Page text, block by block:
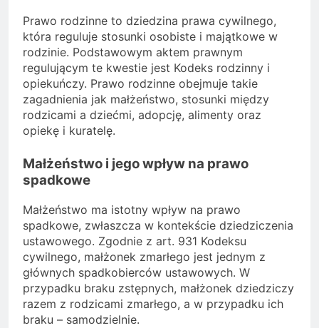
Prawo rodzinne to dziedzina prawa cywilnego,
która reguluje stosunki osobiste i majątkowe w
rodzinie. Podstawowym aktem prawnym
regulującym te kwestie jest Kodeks rodzinny i
opiekuńczy. Prawo rodzinne obejmuje takie
zagadnienia jak małżeństwo, stosunki między
rodzicami a dziećmi, adopcję, alimenty oraz
opiekę i kuratelę.
Małżeństwo i jego wpływ na prawo
spadkowe
Małżeństwo ma istotny wpływ na prawo
spadkowe, zwłaszcza w kontekście dziedziczenia
ustawowego. Zgodnie z art. 931 Kodeksu
cywilnego, małżonek zmarłego jest jednym z
głównych spadkobierców ustawowych. W
przypadku braku zstępnych, małżonek dziedziczy
razem z rodzicami zmarłego, a w przypadku ich
braku – samodzielnie.